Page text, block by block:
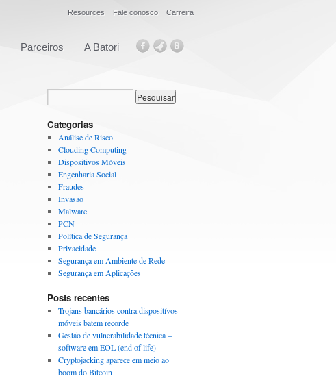
Resources Fale conosco Carreira
Parceiros A Batori
Categorias
Análise de Risco
Clouding Computing
Dispositivos Móveis
Engenharia Social
Fraudes
Invasão
Malware
PCN
Política de Segurança
Privacidade
Segurança em Ambiente de Rede
Segurança em Aplicações
Posts recentes
Trojans bancários contra dispositívos
móveis batem recorde
Gestão de vulnerabilidade técnica –
software em EOL (end of life)
Cryptojacking aparece em meio ao
boom do Bitcoin